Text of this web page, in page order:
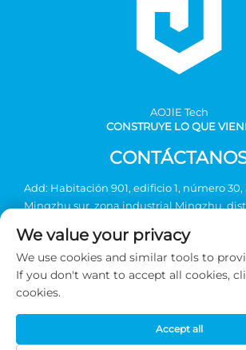
AOJlE Tech
CONSTRUYE LO QUE
Add: Habitación 901, edificio 1, número
Mingzhu sur, zona industrial Mingzhu,
+86-2036031688 Ext 8048
Correo electrónico:[email protected]
Derechos de autor © 2026 Guangzhou
Technology co., Ltd. Todos los derechos
We value your privacy
We use cookies and similar tools to
If you don't want to accept all cookies,
cookies.
Accept all